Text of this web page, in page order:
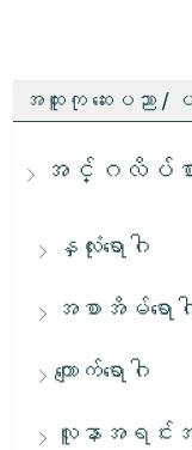
အထူးကု ဆေးပညာ /
အင်္ဂလိပ်စာ
နှလုံးရောဂါ
အစာအိမ်ရောဂ
ကျောက်ရောဂါ
လူနာအရင်းအ